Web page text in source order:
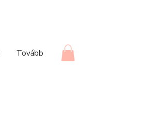
Tovább